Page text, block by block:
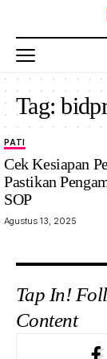
Tag:
PATI
Cek Kesiapan
Pastikan
SOP
Agustus 13, 2025
Tap In!
Content